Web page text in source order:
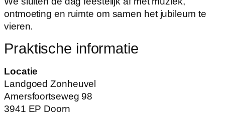
ontmoeting en ruimte om samen het jubileum te
vieren.
Praktische informatie
Locatie
Landgoed Zonheuvel
Amersfoortseweg 98
3941 EP Doorn